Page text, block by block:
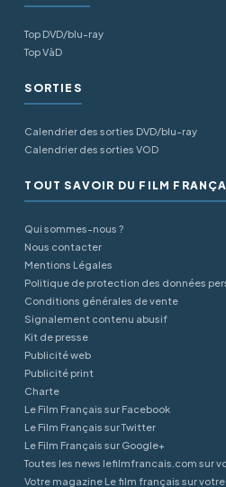
Top DVD/blu-ray
Top VàD
SORTIES
Calendrier des sorties DVD/blu-ray
Calendrier des sorties VOD
TOUT SAVOIR DU FILM
Qui sommes-nous ?
Nous contacter
Mentions Légales
Politique de protection des données
Conditions générales de vente
Signalement contenu abusif
Kit de presse
Publicité web
Publicité print
Charte
Le Film Français sur Facebook
Le Film Français sur Twitter
Le Film Français sur Google+
Toutes les news lefilmfrancais.com sur
Votre magazine Le film français sur